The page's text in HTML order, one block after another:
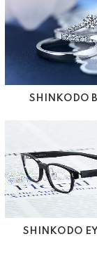
SHINKODO
SHINKODO